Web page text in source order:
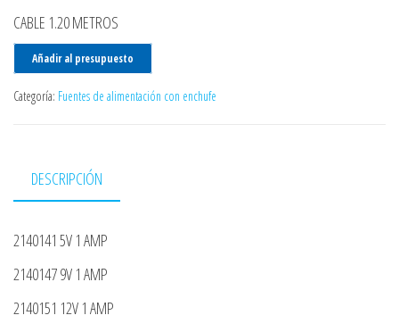
CABLE 1.20 METROS
Añadir al presupuesto
Categoría: Fuentes de alimentación con enchufe
DESCRIPCIÓN
2140141 5V 1 AMP
2140147 9V 1 AMP
2140151 12V 1 AMP